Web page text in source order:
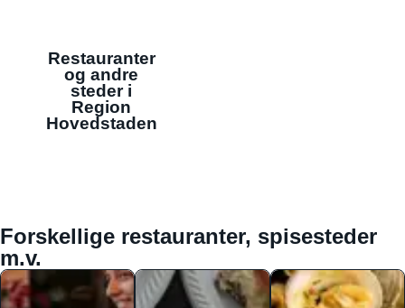
Restauranter
og andre
steder i
Region
Hovedstaden
Forskellige restauranter, spisesteder
m.v.